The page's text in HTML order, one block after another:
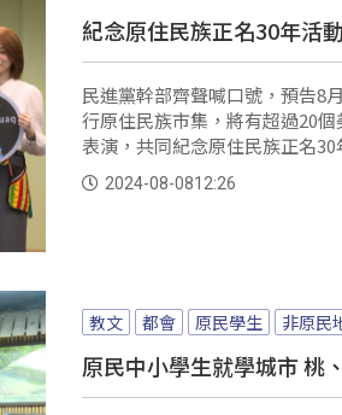
紀念原住民族正名30年活
民進黨幹部齊聲喊口號，預告8
行原住民族市集，將有超過20
表演，共同紀念原住民族正名
悅。2024-08-0812:26
教文 都會 原民學生 非原民
原民中小學生就學城市 桃